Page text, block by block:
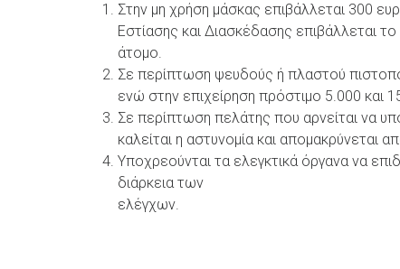
Στην μη χρήση μάσκας επιβάλλεται 300
Εστίασης και Διασκέδασης επιβάλλεται
άτομο.
Σε περίπτωση ψευδούς ή πλαστού
ενώ στην επιχείρηση πρόστιμο 5.000 και
Σε περίπτωση πελάτης που αρνείται να
καλείται η αστυνομία και απομακρύνεται
Υποχρεούνται τα ελεγκτικά όργανα να
διάρκεια των
ελέγχων.